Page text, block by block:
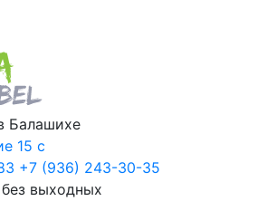
Балашихе
15 с
+7 (936) 243-30-35
выходных